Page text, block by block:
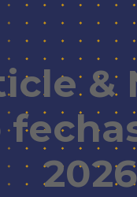
&
2026